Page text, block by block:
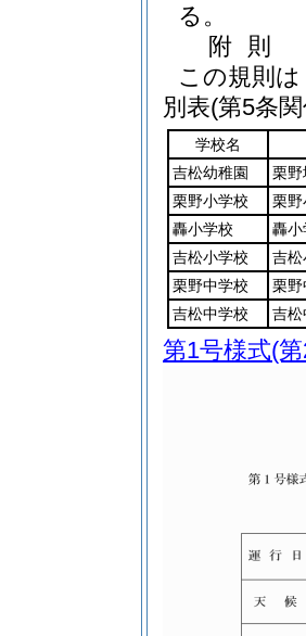
る。
附 則
この規則
別表(第5条
学校名
吉松幼稚園
栗野
栗野小学校
栗野
轟小学校
轟小
吉松小学校
吉松
栗野中学校
栗野
吉松中学校
吉松
第1号様式(